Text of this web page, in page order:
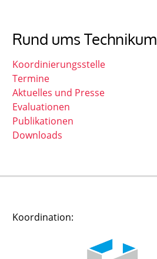
Rund ums Technikum
Koordinierungsstelle
Termine
Aktuelles und Presse
Evaluationen
Publikationen
Downloads
Koordination: